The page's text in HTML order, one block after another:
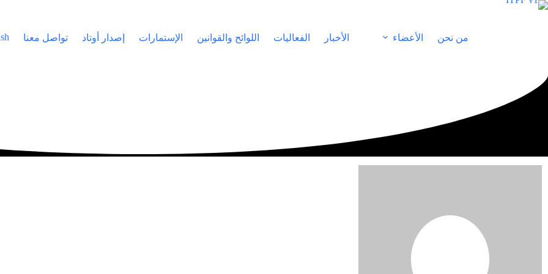
من نحن الأعضاء الأخبار الفعاليات اللوائح والقوانين الإستمارات إصدار أوتاد تواصل معنا